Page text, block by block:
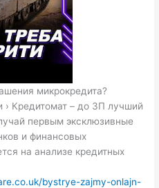
микрокредита?
› Кредитомат – до ЗП лучший
первым эксклюзивные
и финансовых
на анализе кредитных
bystrye-zajmy-onlajn-